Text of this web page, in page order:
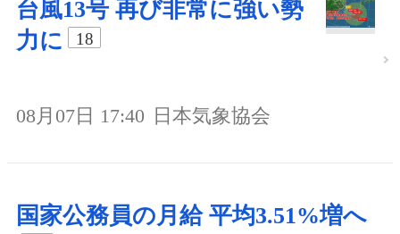
台風13号 再び非常に強い勢
力に
18
08月07日 17:40 日本気象協会
国家公務員の月給 平均3.51%増へ